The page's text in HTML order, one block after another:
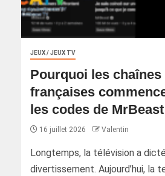
JEUX / JEUX TV
Pourquoi les chaînes
françaises
les codes de MrBeast
16 juillet 2026 Valentin
Longtemps, la télévision a
divertissement. Aujourd’hui, la